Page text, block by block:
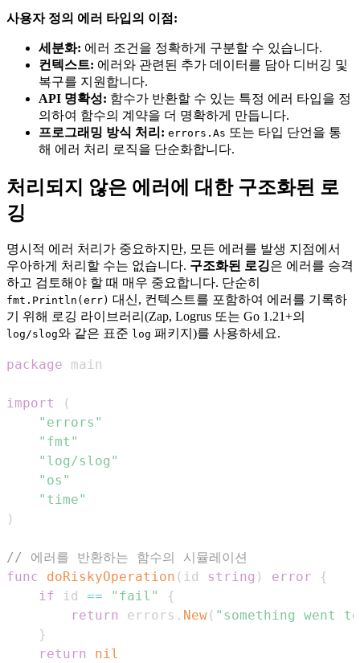
사용자 정의 에러 타입의 이점:
세분화: 에러 조건을 정확하게 구분할 수 있습니다.
컨텍스트: 에러와 관련된 추가 데이터를 담아 디버깅 및
복구를 지원합니다.
API 명확성: 함수가 반환할 수 있는 특정 에러 타입을 정
의하여 함수의 계약을 더 명확하게 만듭니다.
프로그래밍 방식 처리: errors.As 또는 타입 단언을 통
해 에러 처리 로직을 단순화합니다.
처리되지 않은 에러에 대한 구조화된 로
깅
명시적 에러 처리가 중요하지만, 모든 에러를 발생 지점에서
우아하게 처리할 수는 없습니다. 구조화된 로깅은 에러를 승격
하고 검토해야 할 때 매우 중요합니다. 단순히
fmt.Println(err) 대신, 컨텍스트를 포함하여 에러를 기록하
기 위해 로깅 라이브러리(Zap, Logrus 또는 Go 1.21+의
log/slog와 같은 표준 log 패키지)를 사용하세요.
package
import
(
"errors"
"fmt"
"log/slog"
"os"
"time"
)
// 에러를 반환하는 함수의 시뮬레이션
func
doRiskyOperation ( id string ) error
{
if id == "fail"
{
return
errors . New( "something went
}
return
nil